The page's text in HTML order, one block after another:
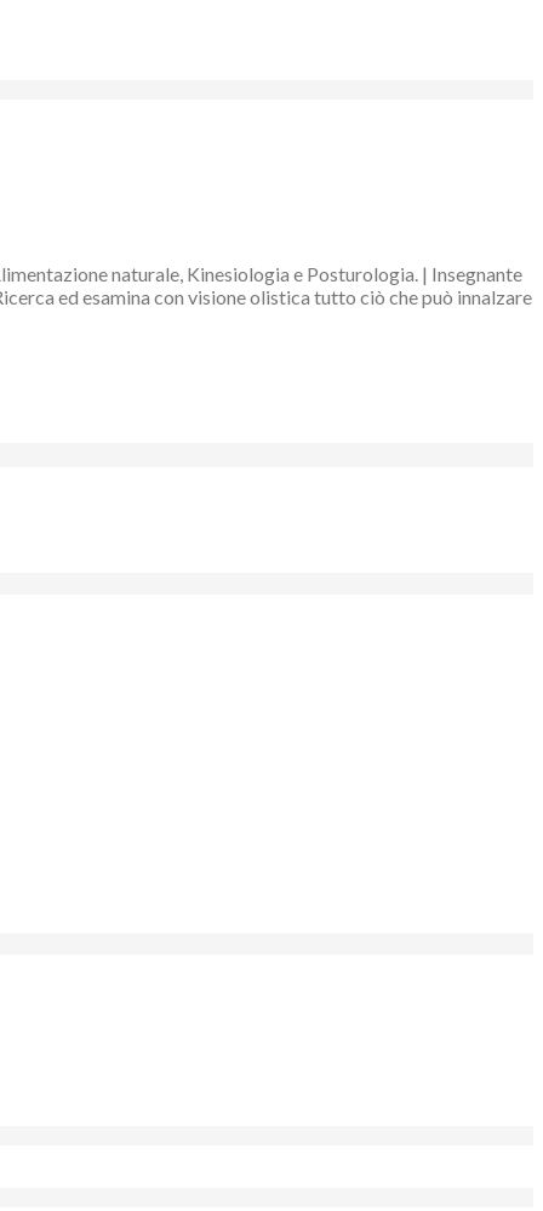
naturale, Kinesiologia e Posturologia. | Insegnante
ed esamina con visione olistica tutto ciò che può innalzare